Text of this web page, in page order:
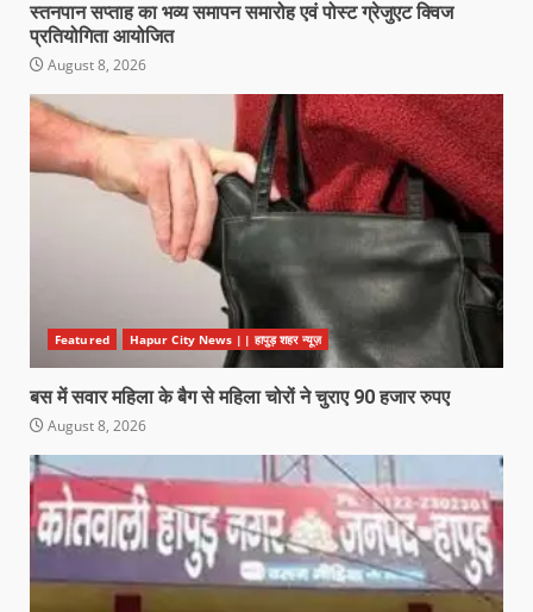
स्तनपान सप्ताह का भव्य समापन समारोह एवं पोस्ट ग्रेजुएट क्विज
प्रतियोगिता आयोजित
August 8, 2026
Featured Hapur City News || हापुड़ शहर न्यूज़
बस में सवार महिला के बैग से महिला चोरों ने चुराए 90 हजार रुपए
August 8, 2026